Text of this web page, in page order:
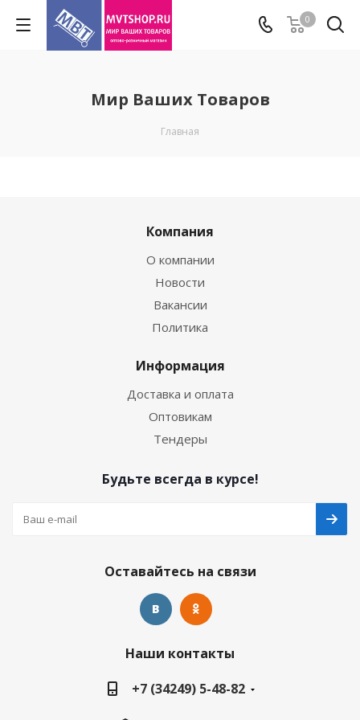
0
Мир Ваших Товаров
Главная
Компания
О компании
Новости
Вакансии
Политика
Информация
Доставка и оплата
Оптовикам
Тендеры
Будьте всегда в курсе!
Оставайтесь на связи
Наши контакты
+7 (34249) 5-48-82